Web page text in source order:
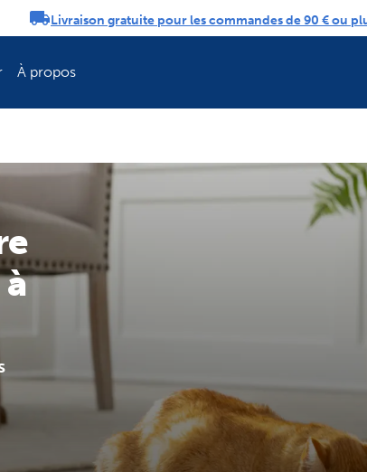
Livraison gratuite pour les commandes de 90 € ou
Trappes
À propos